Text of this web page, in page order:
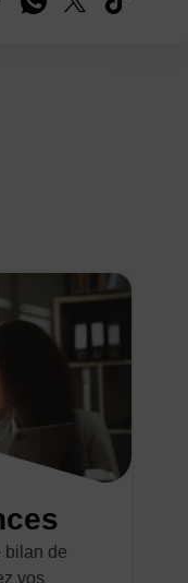
bilan de
vos